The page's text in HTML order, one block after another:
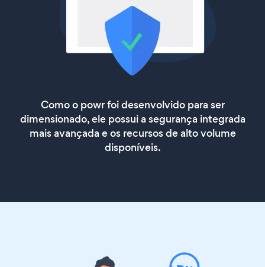
Como o powr foi desenvolvido para ser
dimensionado, ele possui a segurança integrada
mais avançada e os recursos de alto volume
disponíveis.